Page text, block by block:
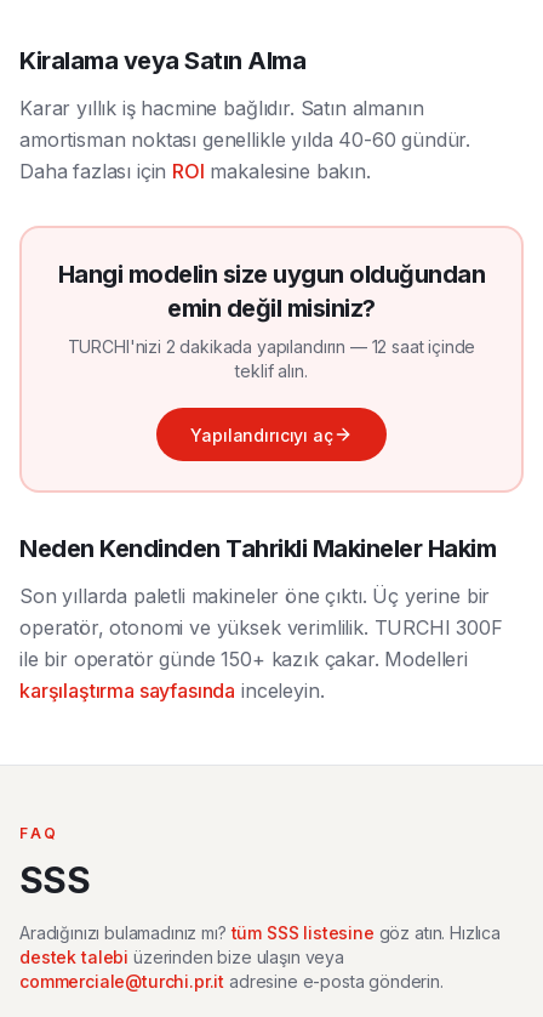
Kiralama veya Satın Alma
Karar yıllık iş hacmine bağlıdır. Satın almanın
amortisman noktası genellikle yılda 40-60 gündür.
Daha fazlası için ROI makalesine bakın.
Hangi modelin size uygun olduğundan
emin değil misiniz?
TURCHI'nizi 2 dakikada yapılandırın — 12 saat içinde
teklif alın.
Yapılandırıcıyı aç
Neden Kendinden Tahrikli Makineler Hakim
Son yıllarda paletli makineler öne çıktı. Üç yerine bir
operatör, otonomi ve yüksek verimlilik. TURCHI 300F
ile bir operatör günde 150+ kazık çakar. Modelleri
karşılaştırma sayfasında inceleyin.
FAQ
SSS
Aradığınızı bulamadınız mı?tüm SSS listesine göz atın. Hızlıca
destek talebi üzerinden bize ulaşın veya
commerciale@turchi.pr.it adresine e-posta gönderin.